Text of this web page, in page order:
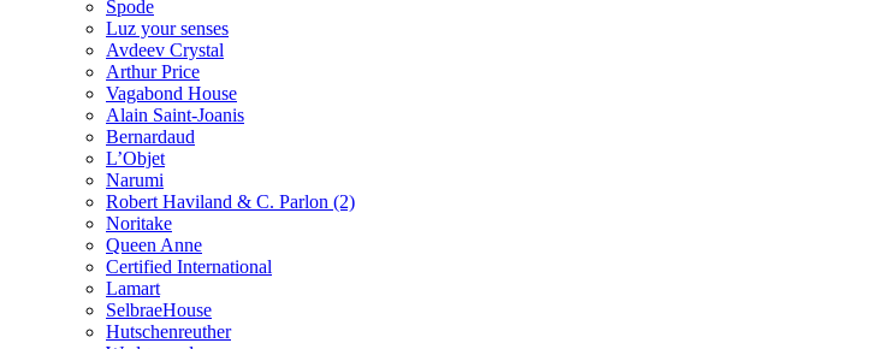
Spode
Luz your senses
Avdeev Crystal
Arthur Price
Vagabond House
Alain Saint-Joanis
Bernardaud
L’Objet
Narumi
Robert Haviland & C. Parlon (2)
Noritakе
Queen Anne
Certified International
Lamart
SelbraeHouse
Hutschenreuther